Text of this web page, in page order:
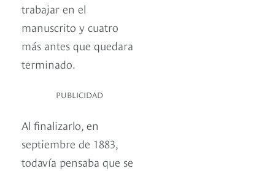
trabajar en el
manuscrito y cuatro
más antes que quedara
terminado.
PUBLICIDAD
Al finalizarlo, en
septiembre de 1883,
todavía pensaba que se